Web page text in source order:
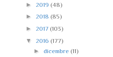
► 2019 (48)
► 2018 (85)
► 2017 (103)
▼ 2016 (177)
► dicembre (11)